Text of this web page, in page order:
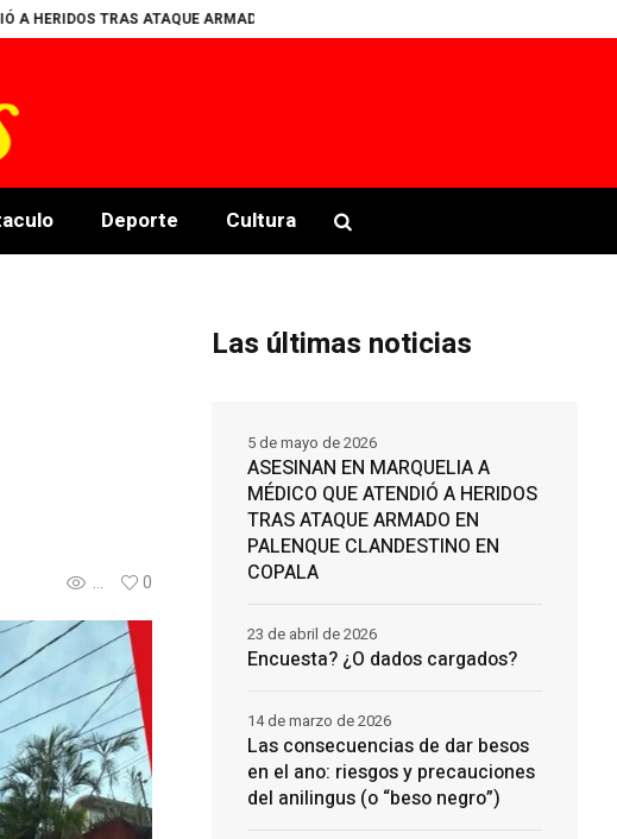
ARMADO EN PALENQUE CLANDESTINO EN COPALA
Deporte Cultura
... 0
Las últimas noticias
ASESINAN EN MARQUELIA A
MÉDICO QUE ATENDIÓ A HERIDOS
TRAS ATAQUE ARMADO EN
PALENQUE CLANDESTINO EN
COPALA
5 de mayo de 2026
Encuesta? ¿O dados cargados?
23 de abril de 2026
Las consecuencias de dar besos
en el ano: riesgos y precauciones
del anilingus (o “beso negro”)
14 de marzo de 2026